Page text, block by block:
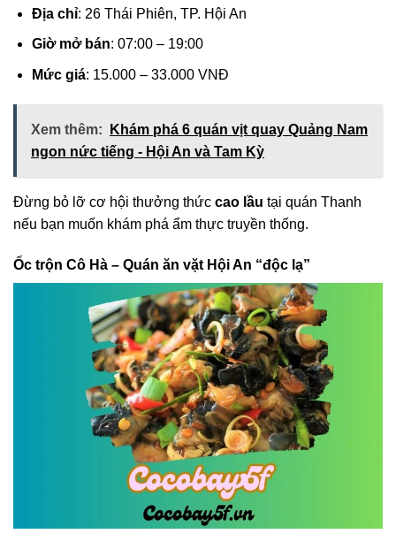
Địa chỉ: 26 Thái Phiên, TP. Hội An
Giờ mở bán: 07:00 – 19:00
Mức giá: 15.000 – 33.000 VNĐ
Xem thêm:
Khám phá 6 quán vịt quay Quảng Nam
ngon nức tiếng - Hội An và Tam Kỳ
Đừng bỏ lỡ cơ hội thưởng thức cao lầu tại quán Thanh
nếu bạn muốn khám phá ẩm thực truyền thống.
Ốc trộn Cô Hà – Quán ăn vặt Hội An “độc lạ”